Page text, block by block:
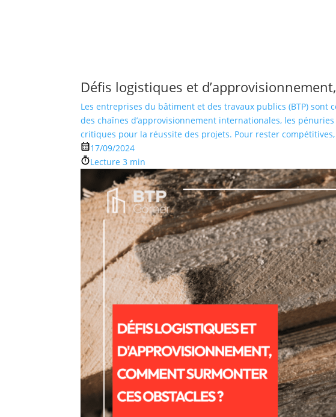
Défis logistiques et
Les entreprises du bâtiment et des travaux publics (BTP)
des chaînes d’approvisionnement internationales, les
critiques pour la réussite des projets. Pour rester
17/09/2024
Lecture 3 min